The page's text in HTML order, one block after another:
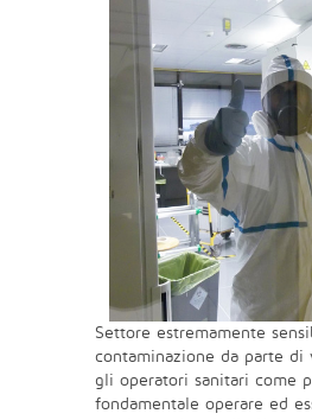
Settore estremamente
contaminazione da parte di
gli operatori sanitari come
fondamentale operare ed